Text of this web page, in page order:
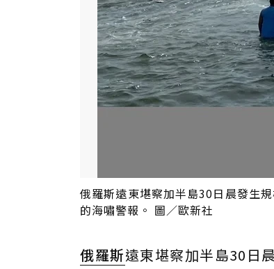
俄羅斯遠東堪察加半島30日晨發生
的海嘯警報。 圖／歐新社
俄羅斯遠東堪察加半島30日